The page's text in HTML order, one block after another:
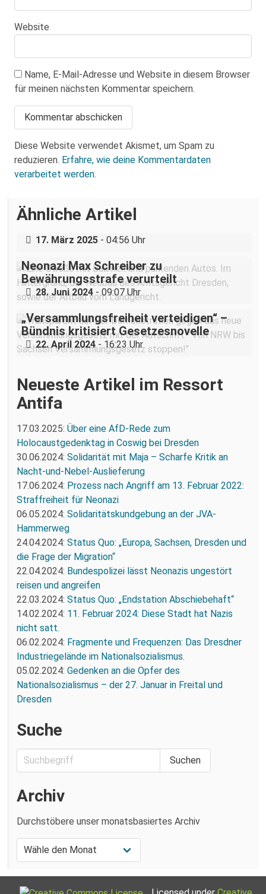
Website
Name, E-Mail-Adresse und Website in diesem Browser
für meinen nächsten Kommentar speichern.
Diese Website verwendet Akismet, um Spam zu
reduzieren. Erfahre, wie deine Kommentardaten
verarbeitet werden.
Ähnliche Artikel
Holocaustgedenktag in Coswig bei
17. März 2025 - 04:56 Uhr
Neonazi Max Schreiber zu
Bewährungsstrafe verurteilt
28. Juni 2024 - 09:07 Uhr
„Versammlungsfreiheit verteidigen“ –
Bündnis kritisiert Gesetzesnovelle
22. April 2024 - 16:23 Uhr
Neueste Artikel im Ressort
Antifa
17.03.2025: Über eine AfD-Rede zum
Holocaustgedenktag in Coswig bei Dresden
30.06.2024: Solidarität mit Maja – Scharfe Kritik an
Nacht-und-Nebel-Auslieferung
17.06.2024: Prozess nach Angriff am 13. Februar 2022:
Straffreiheit für Neonazi
06.05.2024: Solidaritätskundgebung an der JVA-
Hammerweg
24.04.2024: Status Quo: „Europa, Sachsen, Dresden und
die Frage der Migration“
22.04.2024: Bundespolizei lässt Neonazis ungestört
reisen und angreifen
22.03.2024: Status Quo: „Endstation Abschiebehaft“
14.02.2024: 11. Februar 2024: Diese Stadt hat Nazis
nicht satt.
06.02.2024: Fragmente und Frequenzen: Das Dresdner
Industriegelände im Nationalsozialismus.
05.02.2024: Gedenken an die Opfer des
Nationalsozialismus – der 27. Januar in Freital und
Dresden
Suche
Archiv
Durchstöbere unser monatsbasiertes Archiv